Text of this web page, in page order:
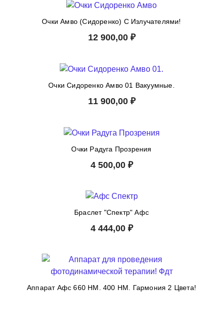
Очки Амво (Сидоренко) С Излучателями!
12 900,00 ₽
Очки Сидоренко Амво 01 Вакуумные.
11 900,00 ₽
Очки Радуга Прозрения
4 500,00 ₽
Браслет "Спектр" Афс
4 444,00 ₽
Аппарат Афс 660 HM. 400 HM. Гармония 2 Цвета!